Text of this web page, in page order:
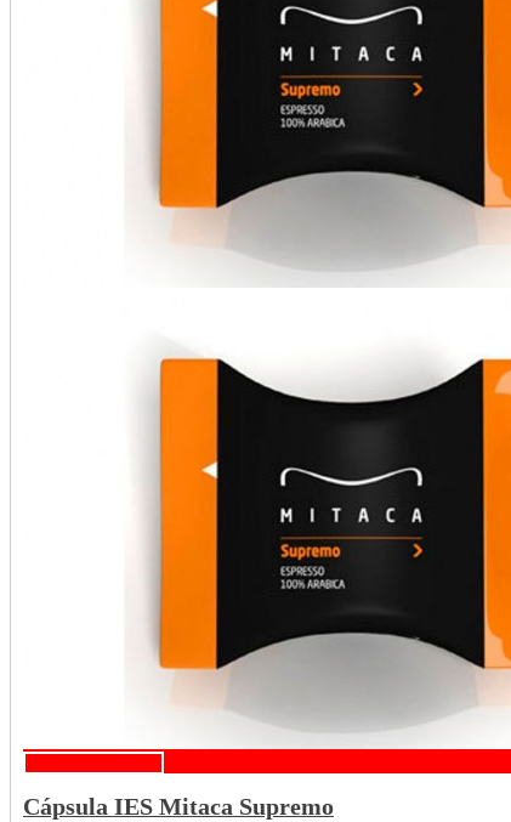
Cápsula IES Mitaca Supremo